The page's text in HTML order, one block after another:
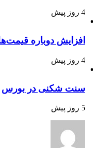
4 روز پیش
افزایش دوباره
4 روز پیش
سنت شکنی در بورس
5 روز پیش